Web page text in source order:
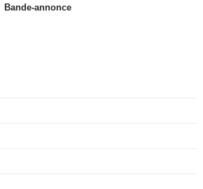
Bande-annonce